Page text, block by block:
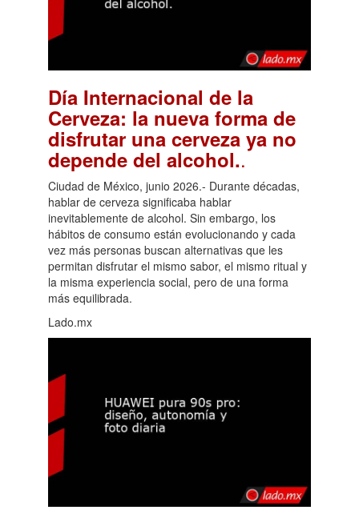
Día Internacional de la
Cerveza: la nueva forma de
disfrutar una cerveza ya no
depende del alcohol..
Ciudad de México, junio 2026.- Durante décadas,
hablar de cerveza significaba hablar
inevitablemente de alcohol. Sin embargo, los
hábitos de consumo están evolucionando y cada
vez más personas buscan alternativas que les
permitan disfrutar el mismo sabor, el mismo ritual y
la misma experiencia social, pero de una forma
más equilibrada.
Lado.mx